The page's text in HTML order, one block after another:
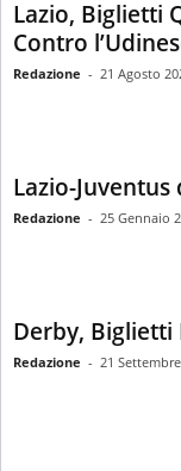
Lazio, Biglietti
Contro
Redazione - 21 Agosto
Lazio-
Redazione - 25 Gennaio
Derby, Biglietti
Redazione - 21